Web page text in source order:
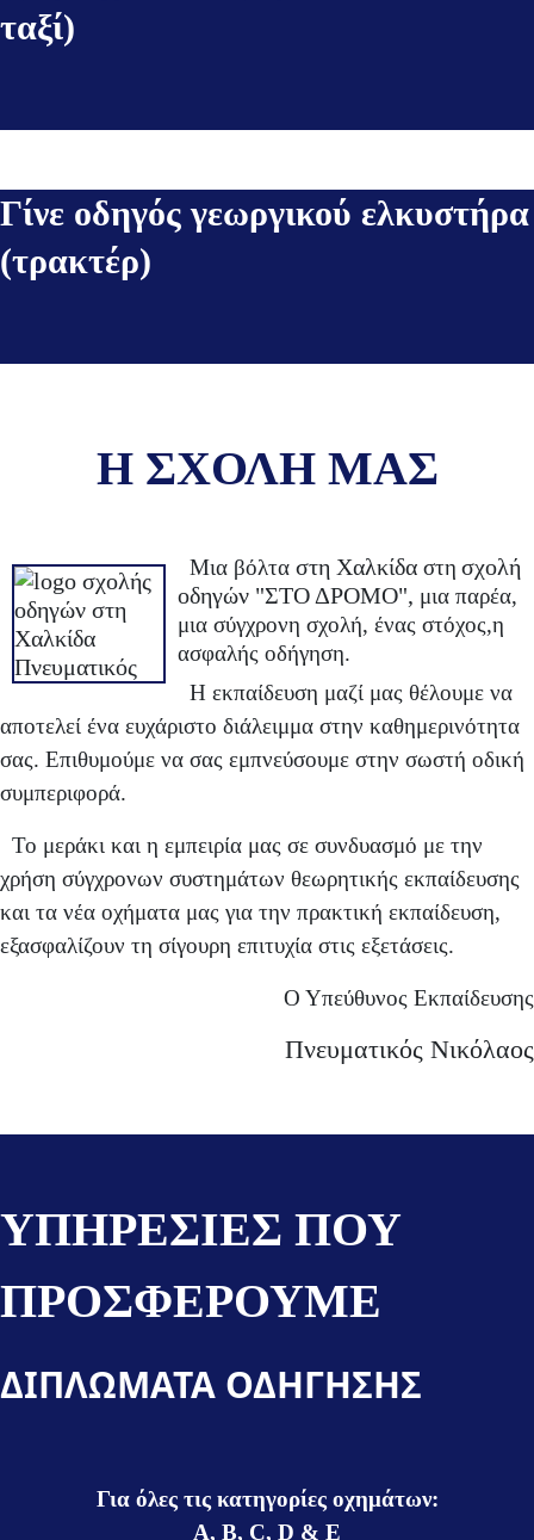
ταξί)
Γίνε οδηγός γεωργικού ελκυστήρα
(τρακτέρ)
Η ΣΧΟΛΗ ΜΑΣ
Μια βόλτα στη Χαλκίδα στη σχολή
οδηγών "ΣΤΟ ΔΡΟΜΟ", μια παρέα,
μια σύγχρονη σχολή, ένας στόχος,η
ασφαλής οδήγηση.
Η εκπαίδευση μαζί μας θέλουμε να
αποτελεί ένα ευχάριστο διάλειμμα στην καθημερινότητα
σας. Επιθυμούμε να σας εμπνεύσουμε στην σωστή οδική
συμπεριφορά.
Το μεράκι και η εμπειρία μας σε συνδυασμό με την
χρήση σύγχρονων συστημάτων θεωρητικής εκπαίδευσης
και τα νέα οχήματα μας για την πρακτική εκπαίδευση,
εξασφαλίζουν τη σίγουρη επιτυχία στις εξετάσεις.
Ο Υπεύθυνος Εκπαίδευσης
Πνευματικός Νικόλαος
ΥΠΗΡΕΣΙΕΣ ΠΟΥ
ΠΡΟΣΦΕΡΟΥΜΕ
ΔΙΠΛΩΜΑΤΑ ΟΔΗΓΗΣΗΣ
Για όλες τις κατηγορίες οχημάτων:
A, Β, C, D & E